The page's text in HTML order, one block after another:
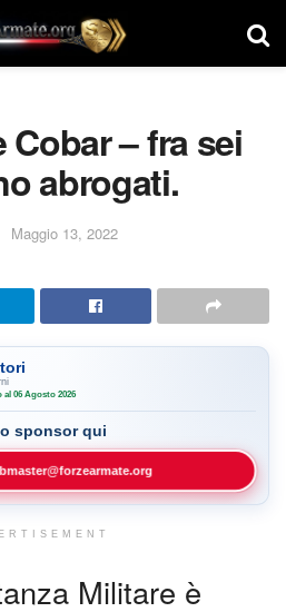
Cobar – fra sei
abrogati.
Maggio 13, 2022
06 Agosto 2026
sponsor qui
Militare è